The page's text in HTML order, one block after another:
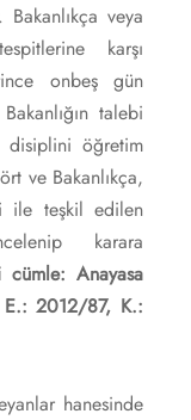
veya
karşı
onbeş gün
talebi
disiplini öğretim
ve Bakanlıkça,
ile teşkil edilen
karara
Anayasa
2012/87, K.:
hanesinde